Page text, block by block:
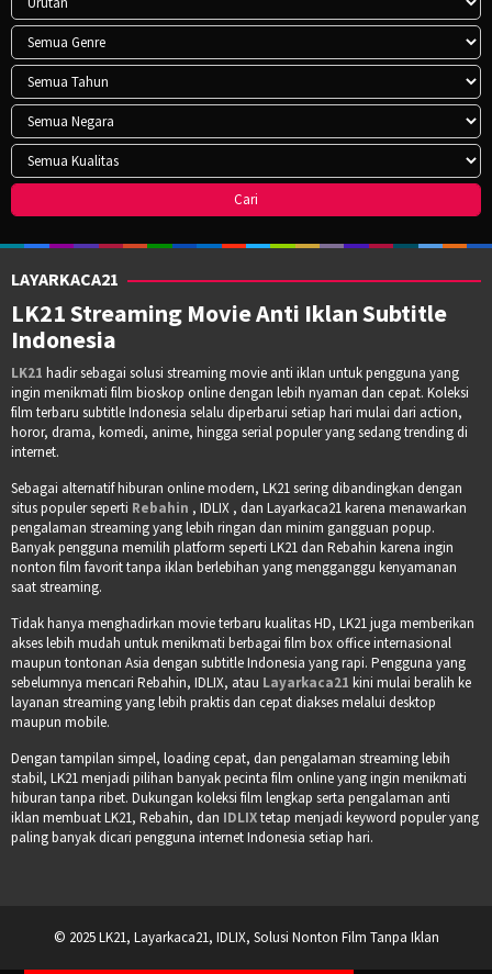
LAYARKACA21
LK21 Streaming Movie Anti Iklan Subtitle
Indonesia
LK21 hadir sebagai solusi streaming movie anti iklan untuk pengguna yang
ingin menikmati film bioskop online dengan lebih nyaman dan cepat. Koleksi
film terbaru subtitle Indonesia selalu diperbarui setiap hari mulai dari action,
horor, drama, komedi, anime, hingga serial populer yang sedang trending di
internet.
Sebagai alternatif hiburan online modern, LK21 sering dibandingkan dengan
situs populer seperti Rebahin , IDLIX , dan Layarkaca21 karena menawarkan
pengalaman streaming yang lebih ringan dan minim gangguan popup.
Banyak pengguna memilih platform seperti LK21 dan Rebahin karena ingin
nonton film favorit tanpa iklan berlebihan yang mengganggu kenyamanan
saat streaming.
Tidak hanya menghadirkan movie terbaru kualitas HD, LK21 juga memberikan
akses lebih mudah untuk menikmati berbagai film box office internasional
maupun tontonan Asia dengan subtitle Indonesia yang rapi. Pengguna yang
sebelumnya mencari Rebahin, IDLIX, atau Layarkaca21 kini mulai beralih ke
layanan streaming yang lebih praktis dan cepat diakses melalui desktop
maupun mobile.
Dengan tampilan simpel, loading cepat, dan pengalaman streaming lebih
stabil, LK21 menjadi pilihan banyak pecinta film online yang ingin menikmati
hiburan tanpa ribet. Dukungan koleksi film lengkap serta pengalaman anti
iklan membuat LK21, Rebahin, dan IDLIXtetap menjadi keyword populer yang
paling banyak dicari pengguna internet Indonesia setiap hari.
© 2025 LK21, Layarkaca21, IDLIX, Solusi Nonton Film Tanpa Iklan